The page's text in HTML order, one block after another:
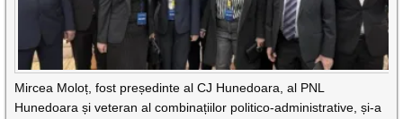
Mircea Moloț, fost președinte al CJ Hunedoara, al PNL
Hunedoara și veteran al combinațiilor politico-administrative, și-a